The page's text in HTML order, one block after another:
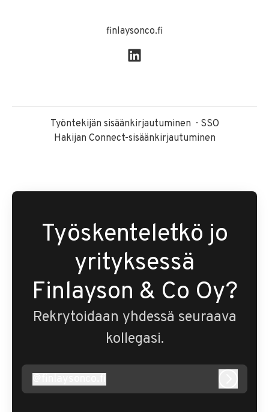
finlaysonco.fi
Työntekijän sisäänkirjautuminen
SSO
Hakijan Connect-sisäänkirjautuminen
Työskenteletkö jo
yrityksessä
Finlayson & Co Oy?
Rekrytoidaan yhdessä seuraava
kollegasi.
finlaysonco.fi